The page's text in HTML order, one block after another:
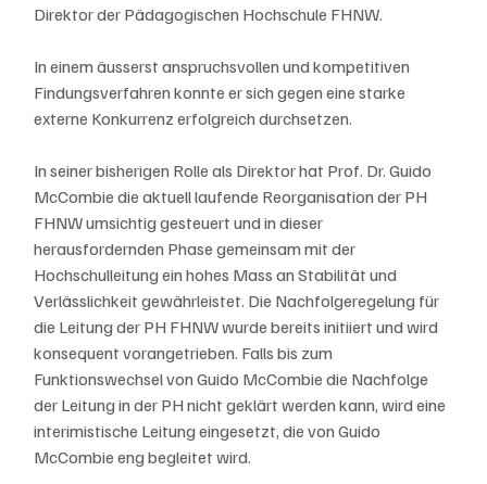
Direktor der Pädagogischen Hochschule FHNW.
In einem äusserst anspruchsvollen und kompetitiven
Findungsverfahren konnte er sich gegen eine starke
externe Konkurrenz erfolgreich durchsetzen.
In seiner bisherigen Rolle als Direktor hat Prof. Dr. Guido
McCombie die aktuell laufende Reorganisation der PH
FHNW umsichtig gesteuert und in dieser
herausfordernden Phase gemeinsam mit der
Hochschulleitung ein hohes Mass an Stabilität und
Verlässlichkeit gewährleistet. Die Nachfolgeregelung für
die Leitung der PH FHNW wurde bereits initiiert und wird
konsequent vorangetrieben. Falls bis zum
Funktionswechsel von Guido McCombie die Nachfolge
der Leitung in der PH nicht geklärt werden kann, wird eine
interimistische Leitung eingesetzt, die von Guido
McCombie eng begleitet wird.